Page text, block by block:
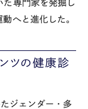
た専門家を発掘し
へと進化した。
ンツの健康診
ジェンダー・多